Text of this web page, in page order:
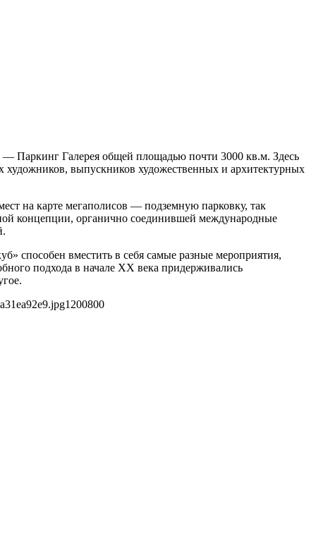
— Паркинг Галерея общей площадью почти 3000 кв.м. Здесь
выпускников художественных и архитектурных
на карте мегаполисов — подземную парковку, так
концепции, органично соединившей международные
способен вместить в себя самые разные мероприятия,
подхода в начале ХХ века придерживались
1200800